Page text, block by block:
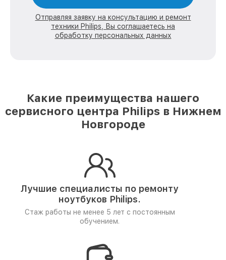
Отправляя заявку на консультацию и ремонт
техники Philips, Вы соглашаетесь на
обработку персональных данных
Какие преимущества нашего
сервисного центра Philips в Нижнем
Новгороде
Лучшие специалисты по ремонту
ноутбуков Philips.
Стаж работы не менее 5 лет с постоянным
обучением.